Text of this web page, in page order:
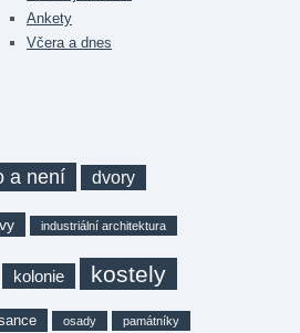
Ankety
Včera a dnes
a není dvory
industriální architektura
kolonie kostely
osady památníky